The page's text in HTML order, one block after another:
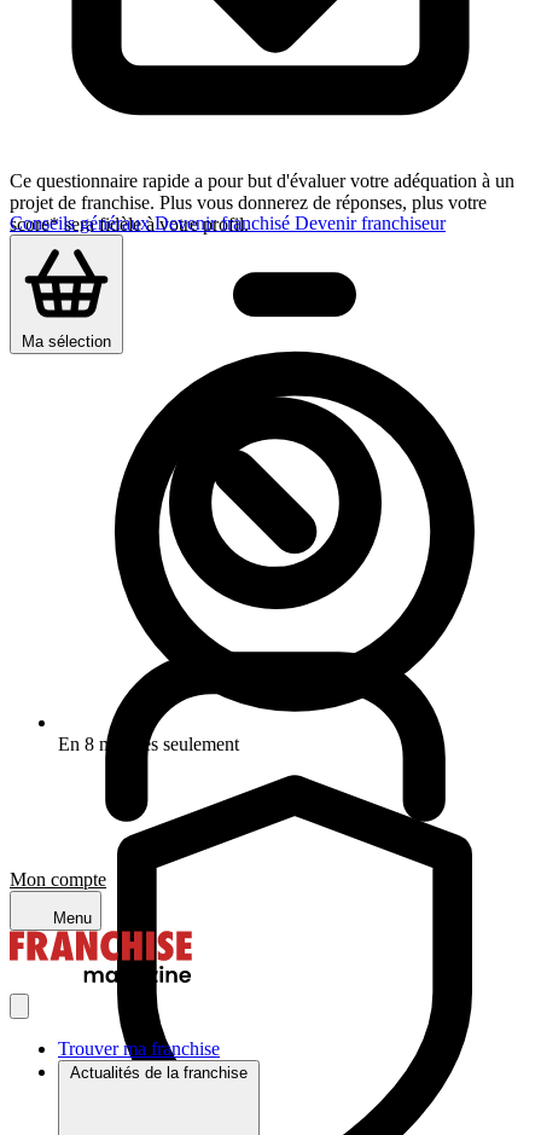
Conseils générauxDevenir franchisé Devenir franchiseur
Ma sélection
Mon compte
Menu
Trouver ma franchise
Actualités de la franchise
Ce questionnaire rapide a pour but d'évaluer votre adéquation à un
projet de franchise. Plus vous donnerez de réponses, plus votre
score* sera fidèle à votre profil.
En 8 minutes seulement